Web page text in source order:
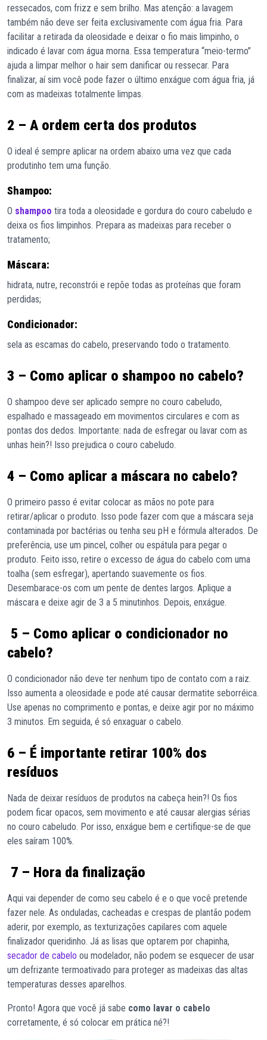
ressecados, com frizz e sem brilho. Mas atenção: a lavagem
também não deve ser feita exclusivamente com água fria. Para
facilitar a retirada da oleosidade e deixar o fio mais limpinho, o
indicado é lavar com água morna. Essa temperatura “meio-termo”
ajuda a limpar melhor o hair sem danificar ou ressecar. Para
finalizar, aí sim você pode fazer o último enxágue com água fria, já
com as madeixas totalmente limpas.
2 – A ordem certa dos produtos
O ideal é sempre aplicar na ordem abaixo uma vez que cada
produtinho tem uma função.
Shampoo:
O shampoo tira toda a oleosidade e gordura do couro cabeludo e
deixa os fios limpinhos. Prepara as madeixas para receber o
tratamento;
Máscara:
hidrata, nutre, reconstrói e repõe todas as proteínas que foram
perdidas;
Condicionador:
sela as escamas do cabelo, preservando todo o tratamento.
3 – Como aplicar o shampoo no cabelo?
O shampoo deve ser aplicado sempre no couro cabeludo,
espalhado e massageado em movimentos circulares e com as
pontas dos dedos. Importante: nada de esfregar ou lavar com as
unhas hein?! Isso prejudica o couro cabeludo.
4 – Como aplicar a máscara no cabelo?
O primeiro passo é evitar colocar as mãos no pote para
retirar/aplicar o produto. Isso pode fazer com que a máscara seja
contaminada por bactérias ou tenha seu pH e fórmula alterados. De
preferência, use um pincel, colher ou espátula para pegar o
produto. Feito isso, retire o excesso de água do cabelo com uma
toalha (sem esfregar), apertando suavemente os fios.
Desembarace-os com um pente de dentes largos. Aplique a
máscara e deixe agir de 3 a 5 minutinhos. Depois, enxágue.
5 – Como aplicar o condicionador no
cabelo?
O condicionador não deve ter nenhum tipo de contato com a raiz.
Isso aumenta a oleosidade e pode até causar dermatite seborréica.
Use apenas no comprimento e pontas, e deixe agir por no máximo
3 minutos. Em seguida, é só enxaguar o cabelo.
6 – É importante retirar 100% dos
resíduos
Nada de deixar resíduos de produtos na cabeça hein?! Os fios
podem ficar opacos, sem movimento e até causar alergias sérias
no couro cabeludo. Por isso, enxágue bem e certifique-se de que
eles saíram 100%.
7 – Hora da finalização
Aqui vai depender de como seu cabelo é e o que você pretende
fazer nele. As onduladas, cacheadas e crespas de plantão podem
aderir, por exemplo, as texturizações capilares com aquele
finalizador queridinho. Já as lisas que optarem por chapinha,
secador de cabelo ou modelador, não podem se esquecer de usar
um defrizante termoativado para proteger as madeixas das altas
temperaturas desses aparelhos.
Pronto! Agora que você já sabe como lavar o cabelo
corretamente, é só colocar em prática né?!